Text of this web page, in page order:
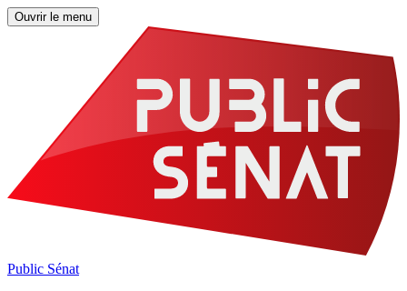
Ouvrir le menu
Public Sénat